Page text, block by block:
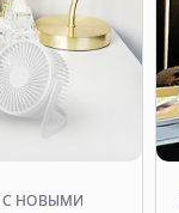
С НОВЫМИ